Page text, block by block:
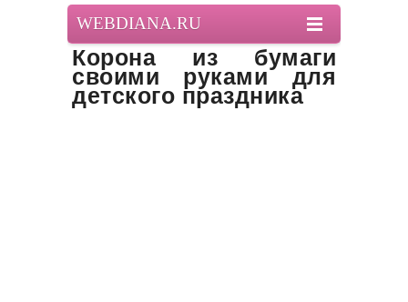
WEBDIANA.RU
Корона из бумаги
своими руками для
детского праздника